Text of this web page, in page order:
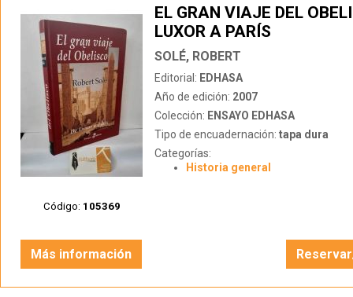
Código: 105369
EL GRAN VIAJE DEL
LUXOR A PARÍS
SOLÉ, ROBERT
Editorial: EDHASA
Año de edición: 2007
Colección: ENSAYO EDHASA
Tipo de encuadernación: tapa dura
Categorías:
Historia general
Más información